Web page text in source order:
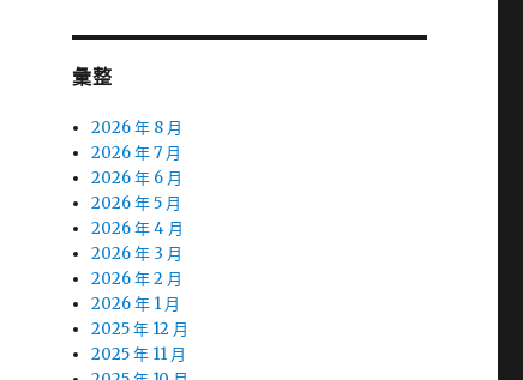
彙整
2026 年 8 月
2026 年 7 月
2026 年 6 月
2026 年 5 月
2026 年 4 月
2026 年 3 月
2026 年 2 月
2026 年 1 月
2025 年 12 月
2025 年 11 月